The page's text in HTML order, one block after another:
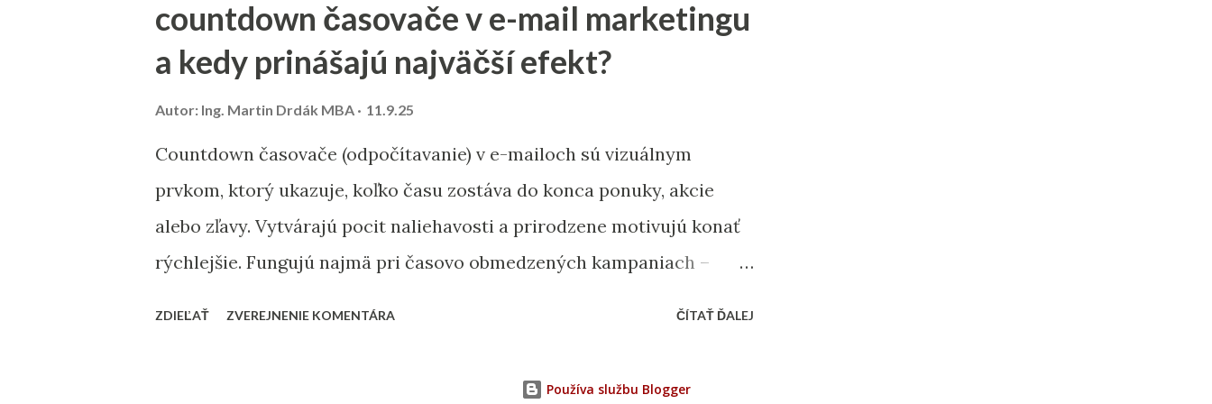
Namiesto všeobecných výrazov typu „kaviareň“ skúste „kaviareň
Bratislava Staré Mesto“ alebo „zdravé obedy Žilina“. Analýza
slová pre malé firmy“ 2. On-page SEO (čo viete spraviť priamo na
webe) Tu ide o úpravu obsahu a technických prvko...
countdown časovače v e-mail marketingu
a kedy prinášajú najväčší efekt?
Autor: Ing. Martin Drdák MBA 11.9.25
Countdown časovače (odpočítavanie) v e-mailoch sú vizuálnym
prvkom, ktorý ukazuje, koľko času zostáva do konca ponuky, akcie
alebo zľavy. Vytvárajú pocit naliehavosti a prirodzene motivujú konať
rýchlejšie. Fungujú najmä pri časovo obmedzených kampaniach –
ZDIEĽAŤ ZVEREJNENIE KOMENTÁRA ČÍTAŤ ĎALEJ
Používa službu Blogger